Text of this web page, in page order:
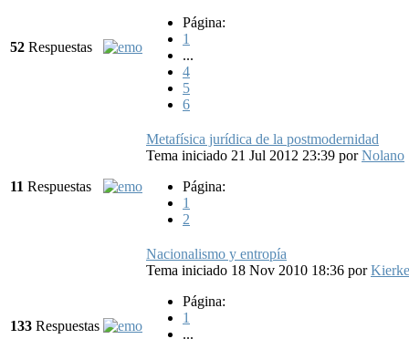
52 Respuestas
Página:
1
...
4
5
6
11 Respuestas
Metafísica jurídica de la postmodernidad
Tema iniciado 21 Jul 2012 23:39 porNolano
Página:
1
2
133 Respuestas
Nacionalismo y entropía
Tema iniciado 18 Nov 2010 18:36 por
Página:
1
...